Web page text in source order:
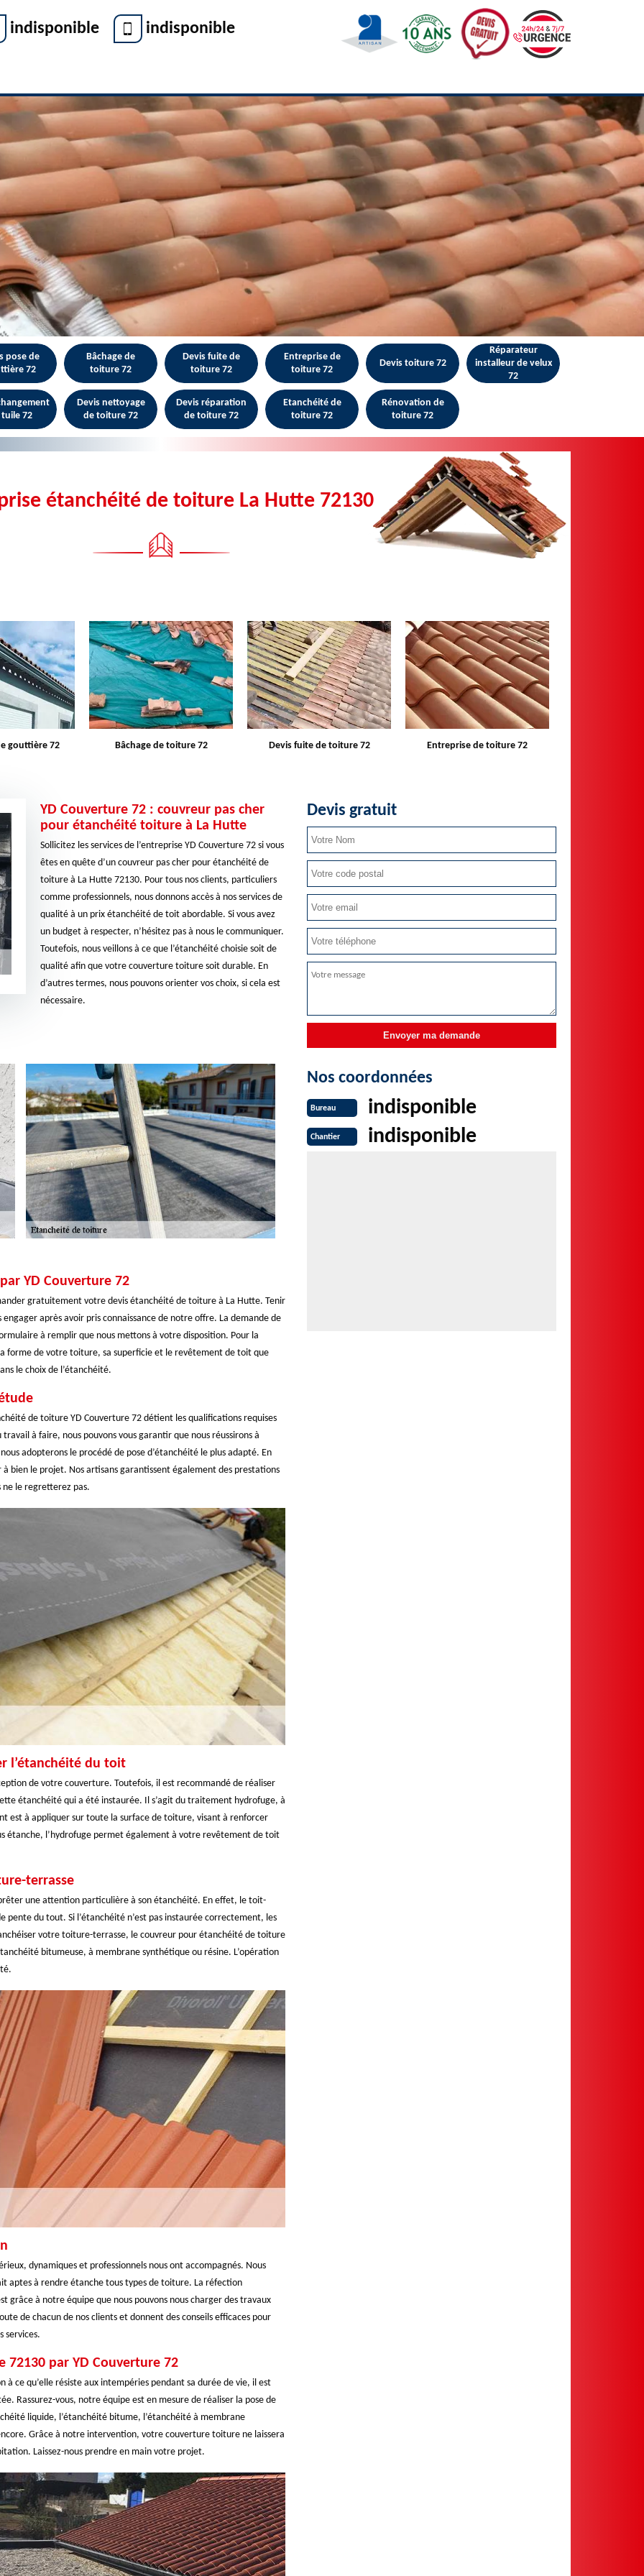
indisponible indisponible
pose de
72
Bâchage de
toiture 72
Devis fuite de
toiture 72
Entreprise de
toiture 72
Devis toiture 72
Réparateur
installeur de velux
72
72
Devis nettoyage
de toiture 72
Devis réparation
de toiture 72
Etanchéité de
toiture 72
Rénovation de
toiture 72
étanchéité de toiture La Hutte 72130
toiture 72 Devis fuite de toiture 72 Entreprise de toiture 72 Devis toiture 72
YD Couverture 72 : couvreur pas cher
pour étanchéité toiture à La Hutte
Sollicitez les services de l’entreprise YD Couverture 72 si vous
êtes en quête d’un couvreur pas cher pour étanchéité de
toiture à La Hutte 72130. Pour tous nos clients, particuliers
comme professionnels, nous donnons accès à nos services de
qualité à un prix étanchéité de toit abordable. Si vous avez
un budget à respecter, n’hésitez pas à nous le communiquer.
Toutefois, nous veillons à ce que l’étanchéité choisie soit de
qualité afin que votre couverture toiture soit durable. En
d’autres termes, nous pouvons orienter vos choix, si cela est
nécessaire.
YD Couverture 72
gratuitement votre devis étanchéité de toiture à La Hutte. Tenir
après avoir pris connaissance de notre offre. La demande de
à remplir que nous mettons à votre disposition. Pour la
forme de votre toiture, sa superficie et le revêtement de toit que
le choix de l’étanchéité.
de toiture YD Couverture 72 détient les qualifications requises
à faire, nous pouvons vous garantir que nous réussirons à
adopterons le procédé de pose d’étanchéité le plus adapté. En
bien le projet. Nos artisans garantissent également des prestations
ne le regretterez pas.
l’étanchéité du toit
de votre couverture. Toutefois, il est recommandé de réaliser
étanchéité qui a été instaurée. Il s’agit du traitement hydrofuge, à
est à appliquer sur toute la surface de toiture, visant à renforcer
étanche, l’hydrofuge permet également à votre revêtement de toit
terrasse
une attention particulière à son étanchéité. En effet, le toit-
pente du tout. Si l’étanchéité n’est pas instaurée correctement, les
votre toiture-terrasse, le couvreur pour étanchéité de toiture
bitumeuse, à membrane synthétique ou résine. L’opération
dynamiques et professionnels nous ont accompagnés. Nous
aptes à rendre étanche tous types de toiture. La réfection
grâce à notre équipe que nous pouvons nous charger des travaux
de chacun de nos clients et donnent des conseils efficaces pour
services.
72130 par YD Couverture 72
ce qu’elle résiste aux intempéries pendant sa durée de vie, il est
Rassurez-vous, notre équipe est en mesure de réaliser la pose de
liquide, l’étanchéité bitume, l’étanchéité à membrane
Grâce à notre intervention, votre couverture toiture ne laissera
Laissez-nous prendre en main votre projet.
Devis gratuit
Nos coordonnées
Bureau indisponible
Chantier indisponible